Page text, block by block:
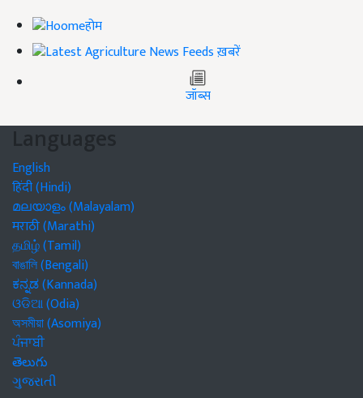
होम
ख़बरें
जॉब्स
Languages
English
हिंदी (Hindi)
മലയാളം (Malayalam)
मराठी (Marathi)
தமிழ் (Tamil)
বাঙালি (Bengali)
ಕನ್ನಡ (Kannada)
ଓଡିଆ (Odia)
অসমীয়া (Asomiya)
ਪੰਜਾਬੀ
తెలుగు
ગુજરાતી